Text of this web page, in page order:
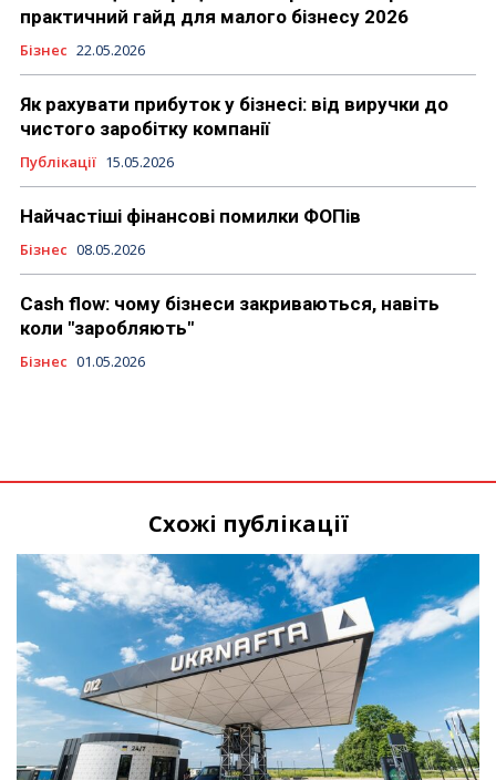
практичний гайд для малого бізнесу 2026
Бізнес 22.05.2026
Як рахувати прибуток у бізнесі: від виручки до
чистого заробітку компанії
Публікації 15.05.2026
Найчастіші фінансові помилки ФОПів
Бізнес 08.05.2026
Cash flow: чому бізнеси закриваються, навіть
коли "заробляють"
Бізнес 01.05.2026
Схожі публікації